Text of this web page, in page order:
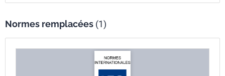
profondeur, l'allocation de fréquences, etc. Les messages types
rapide qu'un seul message par seconde. Les définitions électriques du
présent document ne sont pas destinées à gérer les applications à
Normes remplacées (1)